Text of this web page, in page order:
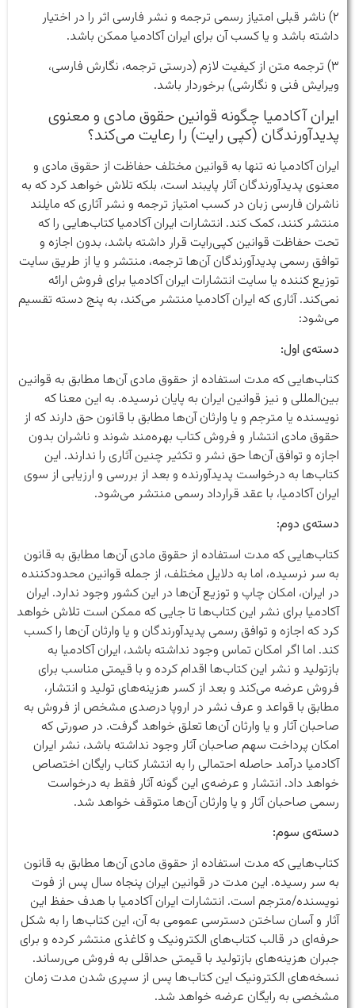
۲) ناشر قبلی امتیاز رسمی ترجمه و نشر فارسی اثر را در اختیار
داشته باشد و یا کسب آن برای ایران آکادمیا ممکن باشد.
۳) ترجمه متن از کیفیت لازم (درستی ترجمه، نگارش فارسی،
ویرایش فنی و نگارشی) برخوردار باشد.
ایران آکادمیا چگونه قوانین حقوق مادی و معنوی
پدیدآورندگان (کپی رایت) را رعایت می‌کند؟
ایران آکادمیا نه تنها به قوانین مختلف حفاظت از حقوق مادی و
معنوی پدیدآورندگان آثار پایبند است، بلکه تلاش خواهد کرد که به
ناشران فارسی زبان در کسب امتیاز ترجمه و نشر آثاری که مایلند
منتشر کنند،‌ کمک کند. انتشارات ایران آکادمیا کتاب‌هایی را که
تحت حفاظت قوانین کپی‌رایت قرار داشته باشد، بدون اجازه و
توافق رسمی پدیدآورندگان آن‌ها ترجمه، منتشر و یا از طریق سایت
توزیع کننده یا سایت انتشارات ایران آکادمیا برای فروش ارائه
نمی‌کند. آثاری که ایران آکادمیا منتشر می‌کند، به پنج دسته تقسیم
می‌شود:
دسته‌ی اول:
کتاب‌هایی که مدت استفاده از حقوق مادی آن‌ها مطابق به قوانین
بین‌المللی و نیز قوانین ایران به پایان نرسیده. به این معنا که
نویسنده یا مترجم و یا وارثان آن‌ها مطابق با قانون حق دارند که از
حقوق مادی انتشار و فروش کتاب بهره‌مند شوند و ناشران بدون
اجازه و توافق آن‌ها حق نشر و تکثیر چنین آثاری را ندارند. این
کتاب‌ها به درخواست پدیدآورنده و بعد از بررسی و ارزیابی از سوی
ایران آکادمیا، با عقد قرارداد رسمی منتشر می‌شود.
دسته‌ی دوم:
کتاب‌هایی که مدت استفاده از حقوق مادی آن‌ها مطابق به قانون
به سر نرسیده، اما به دلایل مختلف، از جمله قوانین محدودکننده
در ایران، امکان چاپ و توزیع آن‌ها در این کشور وجود ندارد. ایران
آکادمیا برای نشر این کتاب‌ها تا جایی که ممکن است تلاش خواهد
کرد که اجازه و توافق رسمی پدیدآورندگان و یا وارثان آن‌ها را کسب
کند. اما اگر امکان تماس وجود نداشته باشد، ایران آکادمیا به
بازتولید و نشر این کتاب‌ها اقدام کرده و با قیمتی مناسب برای
فروش عرضه می‌کند و بعد از کسر هزینه‌های تولید و انتشار،
مطابق با قواعد و عرف نشر در اروپا درصدی مشخص از فروش به
صاحبان آثار و یا وارثان آن‌ها تعلق خواهد گرفت. در صورتی که
امکان پرداخت سهم صاحبان آثار وجود نداشته باشد، نشر ایران
آکادمیا درآمد حاصله احتمالی را به انتشار کتاب‌ رایگان اختصاص
خواهد داد. انتشار و عرضه‌ی این گونه آثار فقط به درخواست
رسمی صاحبان آثار و یا وارثان آن‌ها متوقف خواهد شد.
دسته‌ی سوم:
کتاب‌هایی که مدت استفاده از حقوق مادی آن‌ها مطابق به قانون
به سر رسیده. این مدت در قوانین ایران پنجاه سال پس از فوت
نویسنده/مترجم است. انتشارات ایران آکادمیا با هدف حفظ این
آثار و آسان‌ ساختن دسترسی عمومی به آن‌، این‌ کتاب‌ها را به شکل
حرفه‌ای در قالب کتاب‌های الکترونیک و کاغذی منتشر کرده و برای
جبران هزینه‌های بازتولید با قیمتی حداقلی به فروش می‌رساند.
نسخه‌های الکترونیک این‌ کتاب‌ها پس از سپری شدن مدت زمان
مشخصی به رایگان عرضه خواهد شد.